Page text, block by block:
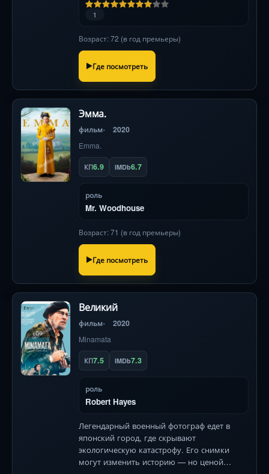
1
Возраст: 72 (в год премьеры)
Где посмотреть
Эмма.
фильм 2020
Emma.
КП6.9 IMDb6.7
роль
Mr. Woodhouse
Возраст: 71 (в год премьеры)
Где посмотреть
Великий
фильм 2020
Minamata
КП7.5 IMDb7.3
роль
Robert Hayes
Легендарный военный фотограф едет в
японский город, где скрывают
экологическую катастрофу. Его снимки
могут изменить историю — но ценой